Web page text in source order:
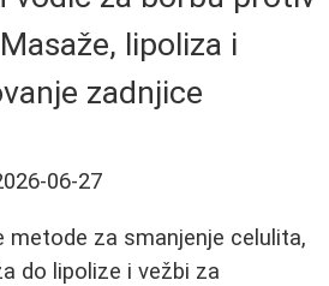
lipoliza i
zadnjice
06-27
metode za smanjenje celulita,
do lipolize i vežbi za